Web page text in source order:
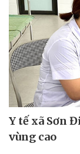
Y tế xã Sơn
vùng cao